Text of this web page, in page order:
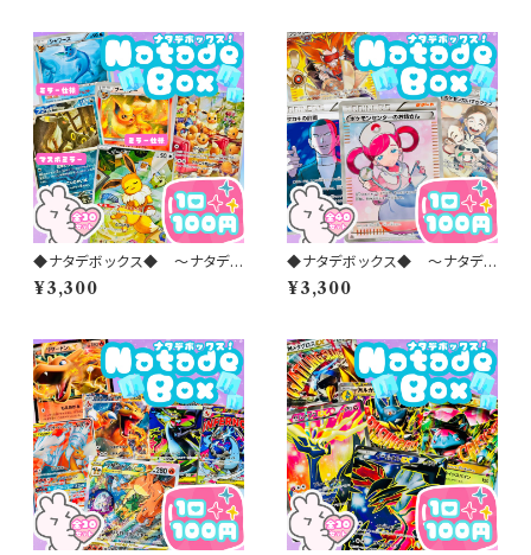
◆ナタデボックス◆ 〜ナタデコ
コオリパ 2026 vol.47〜
¥3,300
◆ナタデボックス◆ 〜ナタデコ
コオリパ 2026 vol.39〜
¥3,300